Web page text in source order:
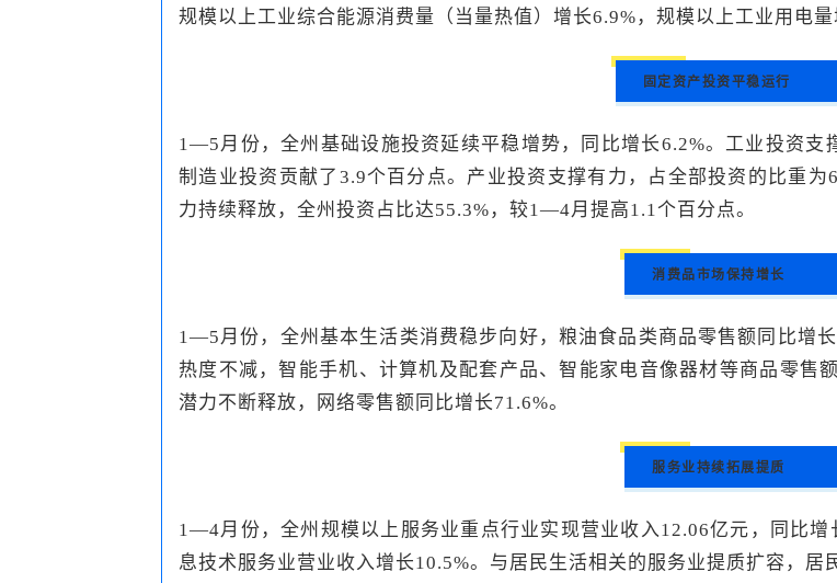
规模以上工业综合能源消费量（当量热值）增长6.9%，规模以上工业用电
固定资产投资平稳运行
1—5月份，全州基础设施投资延续平稳增势，同比增长6.2%。工业投资支
制造业投资贡献了3.9个百分点。产业投资支撑有力，占全部投资的比重
力持续释放，全州投资占比达55.3%，较1—4月提高1.1个百分点。
消费品市场保持增长
1—5月份，全州基本生活类消费稳步向好，粮油食品类商品零售额同比增
热度不减，智能手机、计算机及配套产品、智能家电音像器材等商品零售
潜力不断释放，网络零售额同比增长71.6%。
服务业持续拓展提质
1—4月份，全州规模以上服务业重点行业实现营业收入12.06亿元，同比
息技术服务业营业收入增长10.5%。与居民生活相关的服务业提质扩容，